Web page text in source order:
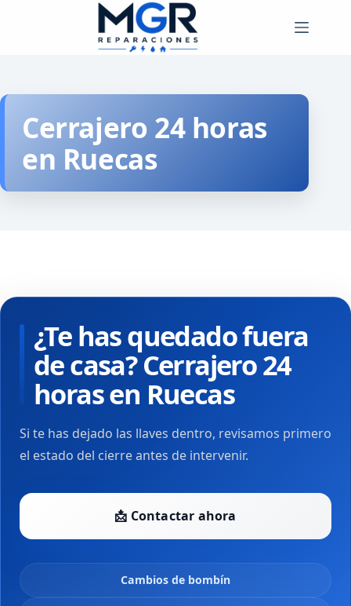
Cerrajero 24 horas
en Ruecas
¿Te has quedado fuera
de casa? Cerrajero 24
horas en Ruecas
Si te has dejado las llaves dentro, revisamos primero
el estado del cierre antes de intervenir.
📩 Contactar ahora
Cambios de bombín